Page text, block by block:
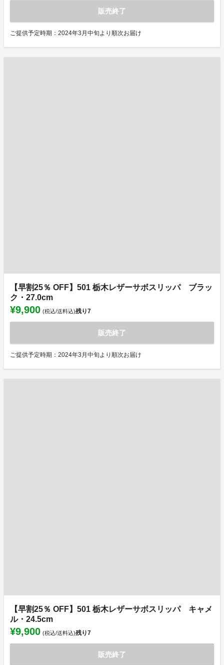
販売終了
ご提供予定時期：2024年3月中旬より順次お届け
【早割25％ OFF】501 栃木レザーサボスリッパ ブラッ
ク・27.0cm
¥9,900 (税込/送料込)残り7
販売終了
ご提供予定時期：2024年3月中旬より順次お届け
【早割25％ OFF】501 栃木レザーサボスリッパ キャメ
ル・24.5cm
¥9,900 (税込/送料込)残り7
販売終了